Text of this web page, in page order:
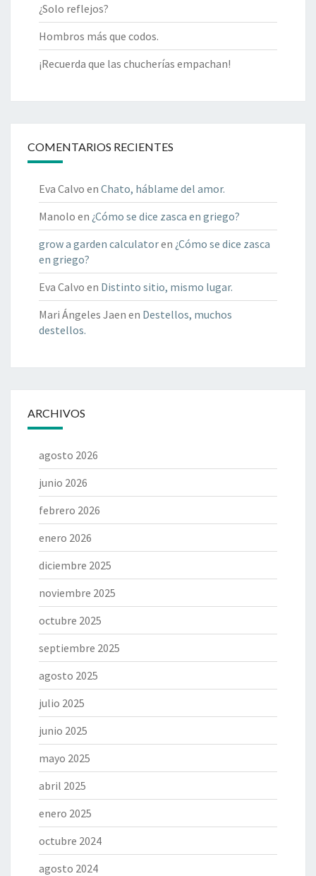
¿Solo reflejos?
Hombros más que codos.
¡Recuerda que las chucherías empachan!
COMENTARIOS RECIENTES
Eva Calvo en Chato, háblame del amor.
Manolo en ¿Cómo se dice zasca en griego?
grow a garden calculatoren ¿Cómo se dice zasca
en griego?
Eva Calvo en Distinto sitio, mismo lugar.
Mari Ángeles Jaen en Destellos, muchos
destellos.
ARCHIVOS
agosto 2026
junio 2026
febrero 2026
enero 2026
diciembre 2025
noviembre 2025
octubre 2025
septiembre 2025
agosto 2025
julio 2025
junio 2025
mayo 2025
abril 2025
enero 2025
octubre 2024
agosto 2024